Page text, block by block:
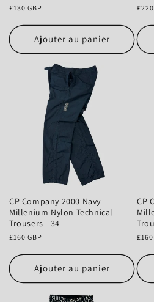
Prix
£130 GBP
Ajouter au panier
Prix
CP Company 2000 Navy
Millenium Nylon Technical
Trousers - 34
Prix
£160 GBP
Ajouter au panier
CP
Prix